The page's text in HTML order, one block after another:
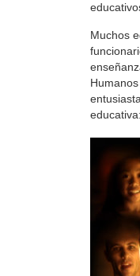
Muchos
educativa: